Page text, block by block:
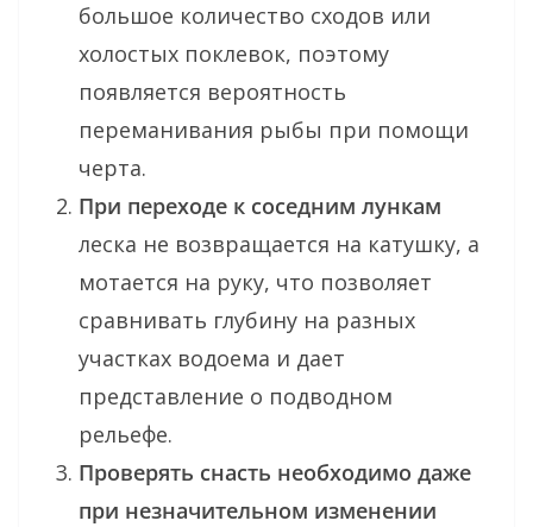
большое количество сходов или
холостых поклевок, поэтому
появляется вероятность
переманивания рыбы при помощи
черта.
При переходе к соседним лункам
леска не возвращается на катушку, а
мотается на руку, что позволяет
сравнивать глубину на разных
участках водоема и дает
представление о подводном
рельефе.
Проверять снасть необходимо даже
при незначительном изменении